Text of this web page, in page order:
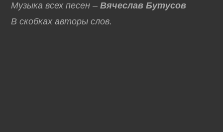
Музыка всех песен –Вячеслав Бутусов
В скобках авторы слов.